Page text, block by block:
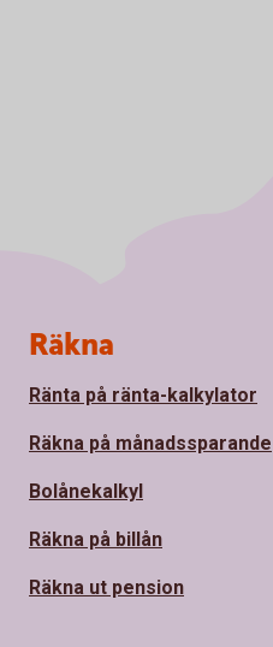
Sidfot
Räkna
Ränta på ränta-kalkylator
Räkna på månadssparande
Bolånekalkyl
Räkna på billån
Räkna ut pension